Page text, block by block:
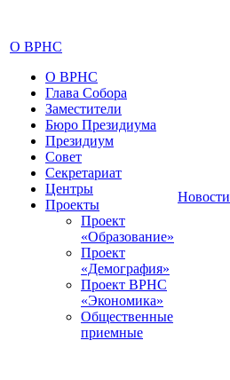
О ВРНС
О ВРНС
Глава Собора
Заместители
Бюро Президиума
Президиум
Совет
Секретариат
Центры
Проекты
Проект
«Образование»
Проект
«Демография»
Проект ВРНС
«Экономика»
Общественные
приемные
Новости